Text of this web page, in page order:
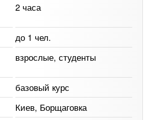
2 часа
до 1 чел.
взрослые, студенты
базовый курс
Киев, Борщаговка